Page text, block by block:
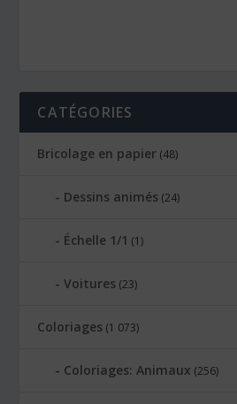
CATÉGORIES
Bricolage en papier (48)
Dessins animés (24)
Échelle 1/1 (1)
Voitures (23)
Coloriages (1 073)
Coloriages: Animaux (256)